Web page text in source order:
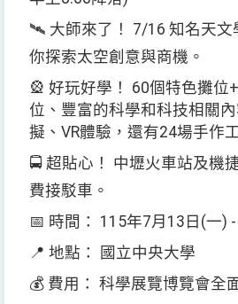
🛰 大師來了！ 7/16 知名天文
你探索太空創意與商機。
🎡 好玩好學！ 60個特色攤位+
位、豐富的科學和科技相關
擬、 VR體驗，還有24場手作
🚍 超貼心！ 中壢火車站及機
費接駁車。
📅 時間： 115年7月 13 日 (一)
📍 地點：
國立中央大學
💰 費用： 科學展覽博覽會全